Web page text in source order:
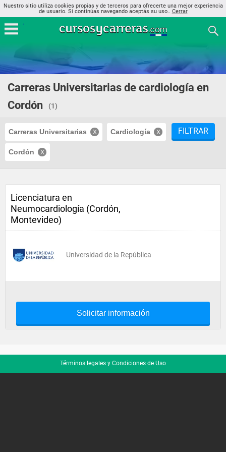
Nuestro sitio utiliza cookies propias y de terceros para ofrecerte una mejor experiencia
de usuario. Si continúas navegando aceptás su uso.. Cerrar
Carreras Universitarias de cardiología en
Cordón
(1)
Carreras Universitarias Cardiología
Cordón
FILTRAR
Licenciatura en
Neumocardiología (Cordón,
Montevideo)
Universidad de la República
Solicitar información
Términos legales y Condiciones de Uso